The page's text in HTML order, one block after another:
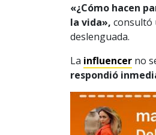
«¿Cómo hacen
la vida», consultó
deslenguada.
La influencer no
respondió